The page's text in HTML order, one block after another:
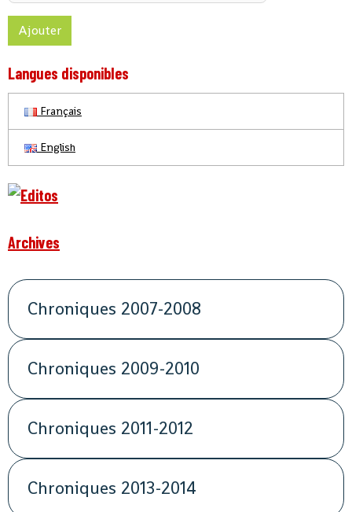
Ajouter
Langues disponibles
Français
English
Archives
Chroniques 2007-2008
Chroniques 2009-2010
Chroniques 2011-2012
Chroniques 2013-2014